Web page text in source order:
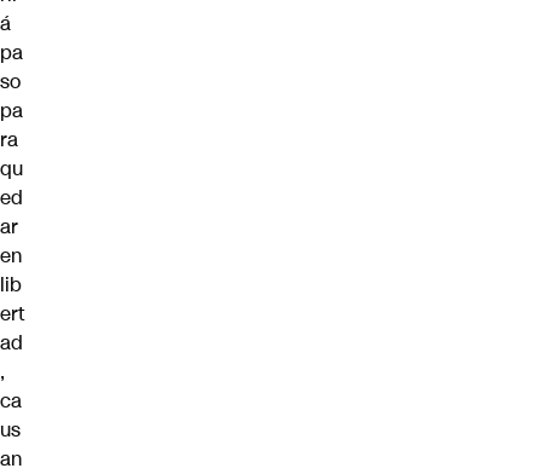
á
pa
so
pa
ra
qu
ed
ar
en
lib
ert
ad
,
ca
us
an